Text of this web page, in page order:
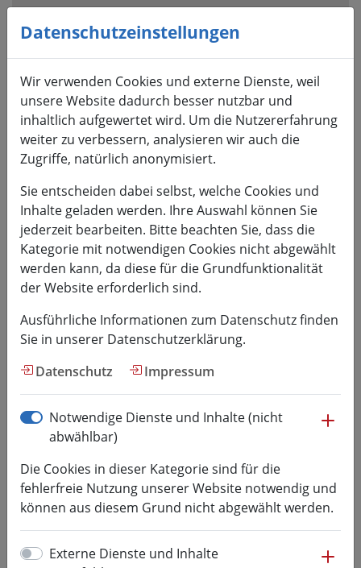
Visuelle
Assistenzsoftware
Tastatur
erreichbar
über
ALT
HSMW
Forschung
Archiv
« 1 2(current)
»
Fokus Forschung:
Robotersteuerung und
Schweißtechnik im
Datenschutzeinstellungen
Wir verwenden Cookies und externe Dienste, weil
unsere Website dadurch besser nutzbar und
inhaltlich aufgewertet wird. Um die Nutzererfahrung
weiter zu verbessern, analysieren wir auch die
Zugriffe, natürlich anonymisiert.
Sie entscheiden dabei selbst, welche Cookies und
Inhalte geladen werden. Ihre Auswahl können Sie
jederzeit bearbeiten. Bitte beachten Sie, dass die
Kategorie mit notwendigen Cookies nicht abgewählt
werden kann, da diese für die Grundfunktionalität
der Website erforderlich sind.
Ausführliche Informationen zum Datenschutz finden
Sie in unserer Datenschutzerklärung.
Datenschutz
Impressum
Notwendige Dienste und Inhalte (nicht
abwählbar)
Die Cookies in dieser Kategorie sind für die
fehlerfreie Nutzung unserer Website notwendig und
können aus diesem Grund nicht abgewählt werden.
Externe Dienste und Inhalte